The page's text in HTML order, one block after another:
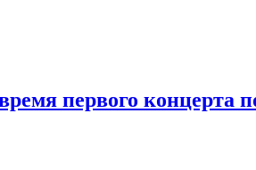
первого концерта